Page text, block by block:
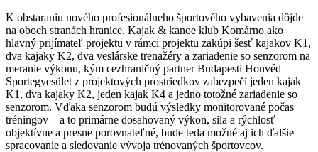
K obstaraniu nového profesionálneho športového vybavenia dôjde
na oboch stranách hranice. Kajak & kanoe klub Komárno ako
hlavný prijímateľ projektu v rámci projektu zakúpi šesť kajakov K1,
dva kajaky K2, dva veslárske trenažéry a zariadenie so senzorom na
meranie výkonu, kým cezhraničný partner Budapesti Honvéd
Sportegyesület z projektových prostriedkov zabezpečí jeden kajak
K1, dva kajaky K2, jeden kajak K4 a jedno totožné zariadenie so
senzorom. Vďaka senzorom budú výsledky monitorované počas
tréningov – a to primárne dosahovaný výkon, sila a rýchlosť –
objektívne a presne porovnateľné, bude teda možné aj ich ďalšie
spracovanie a sledovanie vývoja trénovaných športovcov.